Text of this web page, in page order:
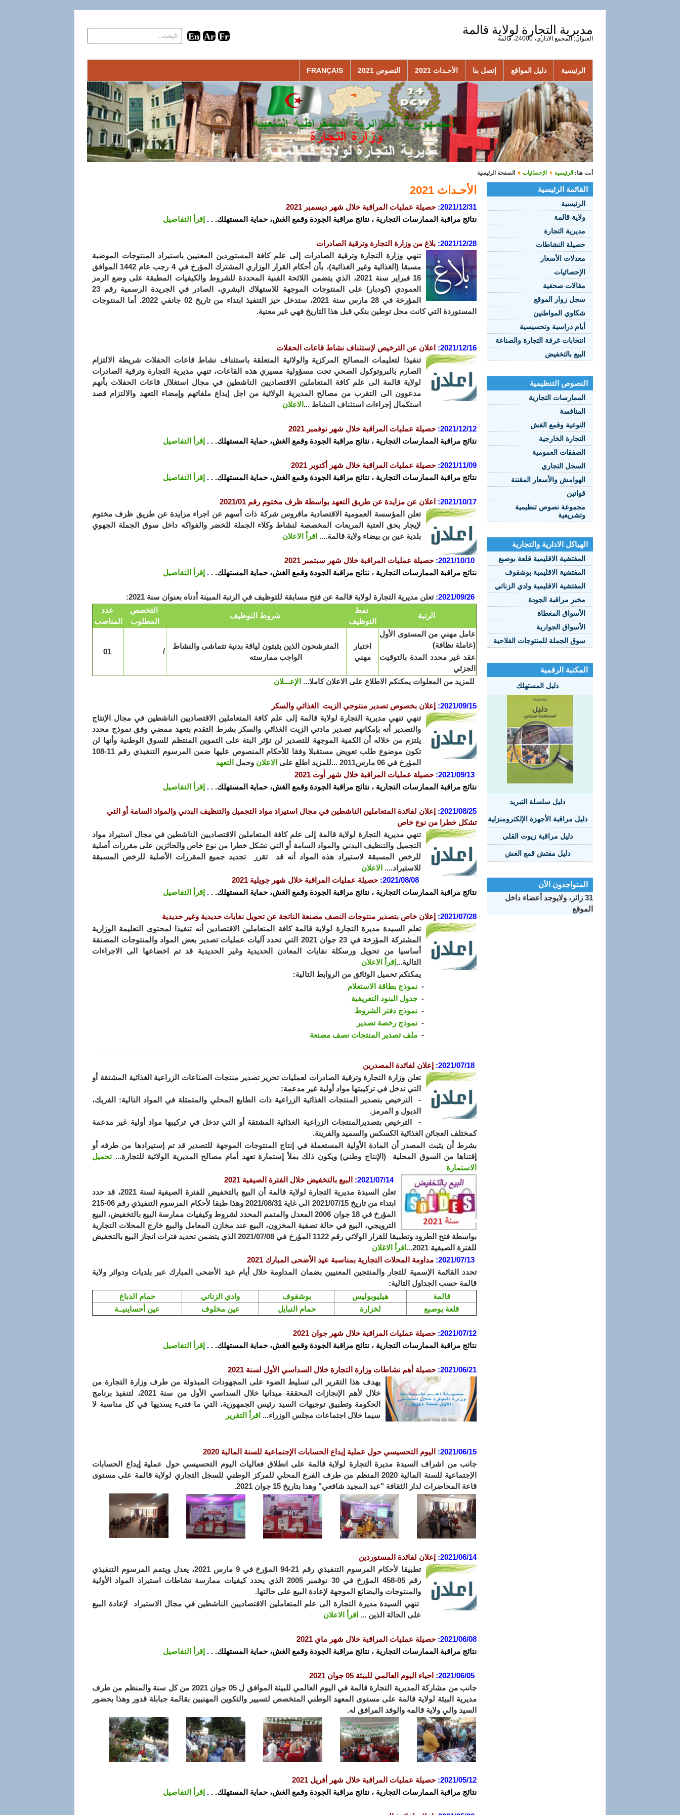
مديرية التجارة لولاية قالمة
العنوان: المجمع الاداري، 24000، قالمة
الرئيسية دليل المواقع إتصل بنا الأحـداث 2021 النصوص 2021 FRANÇAIS
أنت هنا: الرئيسية الإحصائيات الصفحة الرئيسية
القائمة الرئيسية
الرئيسية
ولاية قالمة
مديرية التجارة
حصيلة النشاطات
معدلات الأسعار
الإحصائيات
مقالات صحفية
سجل زوار الموقع
شكاوي المواطنين
أيام دراسية وتحسيسية
انتخابات غرفة التجارة والصناعة
البيع بالتخفيض
النصوص التنظيمية
الممارسات التجارية
المنافسة
النوعية وقمع الغش
التجارة الخارجية
الصفقات العمومية
السجل التجاري
الهوامش والأسعار المقننة
قوانين
مجموعة نصوص تنظيمية
وتشريعية
الهياكل الادارية والتجارية
المفتشية الاقليمية قلعة بوصبع
المفتشية الاقليمية بوشقوف
المفتشية الاقليمية وادي الزناتي
مخبر مراقبة الجودة
الأسواق المغطاة
الأسواق الجوارية
سوق الجملة للمنتوجات الفلاحية
المكتبة الرقمية
دليل المستهلك
دليل سلسلة التبريد
دليل مراقبة الأجهزة الإلكترومنزلية
دليل مراقبة زيوت القلي
دليل مفتش قمع الغش
المتواجدون الأن
31 زائر، ولايوجد أعضاء داخل
الموقع
الأحـداث 2021
2021/12/31
: حصيلة عمليات المراقبة خلال شهر ديسمبر 2021
نتائج مراقبة الممارسات التجارية ، نتائج مراقبة الجودة وقمع الغش، حماية المستهلك. . . إقرأ التفاصيل
2021/12/28
: بلاغ من وزارة التجارة وترقية الصادرات
تنهي وزارة التجارة وترقية الصادرات إلى علم كافة المستوردين المعنيين باستيراد المنتوجات الموضبة
مسبقا (الغذائية وغير الغذائية)، بأن أحكام القرار الوزاري المشترك المؤرخ في 4 رجب عام 1442 الموافق
16 فبراير سنة 2021، الذي يتضمن اللائحة الفنية المحددة للشروط والكيفيات المطبقة على وضع الرمز
العمودي (كودبار) على المنتوجات الموجهة للاستهلاك البشري، الصادر في الجريدة الرسمية رقم 23
المؤرخة في 28 مارس سنة 2021، ستدخل حيز التنفيذ ابتداء من تاريخ 02 جانفي 2022. أما المنتوجات
المستوردة التي كانت محل توطين بنكي قبل هذا التاريخ فهي غير معنية.
2021/12/16
: علان عن الترخيص لإستئناف نشاط قاعات الحفلات
تنفيذا لتعليمات المصالح المركزية والولائية المتعلقة باستئناف نشاط قاعات الحفلات شريطة الالتزام
الصارم بالبروتوكول الصحي تحت مسؤولية مسيري هذه القاعات، تنهي مديرية التجارة وترقية الصادرات
لولاية قالمة الى علم كافة المتعاملين الاقتصاديين الناشطين في مجال استغلال قاعات الحفلات بأنهم
مدعوون الى التقرب من مصالح المديرية الولائية من اجل إيداع ملفاتهم وإمضاء التعهد والالتزام قصد
استكمال إجراءات استئناف النشاط ... الاعلان
2021/12/12
: حصيلة عمليات المراقبة خلال شهر نوفمبر 2021
نتائج مراقبة الممارسات التجارية ، نتائج مراقبة الجودة وقمع الغش، حماية المستهلك. . . إقرأ التفاصيل
2021/11/09
: حصيلة عمليات المراقبة خلال شهر أكتوبر 2021
نتائج مراقبة الممارسات التجارية ، نتائج مراقبة الجودة وقمع الغش، حماية المستهلك. . . إقرأ التفاصيل
2021/10/17
: علان عن مزايدة عن طريق التعهد بواسطة ظرف مختوم رقم 2021/01
تعلن المؤسسة العمومية الاقتصادية ماقروس شركة ذات أسهم عن اجراء مزايدة عن طريق ظرف مختوم
لإيجار بحق العتبة المربعات المخصصة لنشاط وكلاء الجملة للخضر والفواكه داخل سوق الجملة الجهوي
بلدية عين بن بيضاء ولاية قالمة.... اقرأ الاعلان
2021/10/10
: حصيلة عمليات المراقبة خلال شهر سبتمبر 2021
نتائج مراقبة الممارسات التجارية ، نتائج مراقبة الجودة وقمع الغش، حماية المستهلك. . . إقرأ التفاصيل
2021/09/26
: تعلن مديرية التجارة لولاية قالمة عن فتح مسابقة للتوظيف في الرتبة المبينة أدناه بعنوان سنة 2021:
عدد
المناصب
التخصص
المطلوب
شروط التوظيف
نمط
التوظيف
الرتبة
01 /
المترشحون الذين يثبتون لياقة بدنية تتماشى والنشاط
الواجب ممارسته
اختبار
مهني
عامل مهني من المستوى الأول
(عاملة نظافة)
عقد غير محدد المدة بالتوقيت
الجزئي
للمزيد من المعلوات يمكنكم الاطلاع على الاعلان كاملا... الإعـــلان
2021/09/15
: إعلان بخصوص تصدير منتوجي الزيت الغذائي والسكر
تنهي تنهي مديرية التجارة لولاية قالمة إلى علم كافة المتعاملين الاقتصاديين الناشطين في مجال الإنتاج
والتصدير أنه بإمكانهم تصدير مادتي الزيت الغذائي والسكر بشرط التقدم بتعهد ممضي وفق نموذج محدد
يلتزم من خلاله أن الكمية الموجهة للتصدير لن تؤثر البتة على التموين المنتظم للسوق الوطنية وأنها لن
تكون موضوع طلب تعويض مستقبلا وفقا للأحكام المنصوص عليها ضمن المرسوم التنفيذي رقم 11-108
المؤرخ في 06 مارس2011 ...للمزيد اطلع على
الاعلان وحمل التعهد
2021/09/13
: حصيلة عمليات المراقبة خلال شهر أوت 2021
نتائج مراقبة الممارسات التجارية ، نتائج مراقبة الجودة وقمع الغش، حماية المستهلك. . . إقرأ التفاصيل
2021/08/25
: إعلان لفائدة المتعاملين الناشطين في مجال استيراد مواد التجميل والتنظيف البدني والمواد السامة أو التي
تشكل خطرا من نوع خاص
تنهي مديرية التجارة لولاية قالمة إلى علم كافة المتعاملين الاقتصاديين الناشطين في مجال استيراد مواد
التجميل والتنظيف البدني والمواد السامة أو التي تشكل خطرا من نوع خاص والحائزين على مقررات أصلية
للرخص المسبقة لاستيراد هذه المواد أنه قد تقرر تجديد جميع المقررات الأصلية للرخص المسبقة
للاستيراد.... الاعلان
2021/08/08
: حصيلة عمليات المراقبة خلال شهر جويلية 2021
نتائج مراقبة الممارسات التجارية ، نتائج مراقبة الجودة وقمع الغش، حماية المستهلك. . . إقرأ التفاصيل
2021/07/28
: إعلان خاص بتصدير منتوجات النصف مصنعة الناتجة عن تحويل نفايات حديدية وغير حديدية
تعلم السيدة مديرة التجارة لولاية قالمة كافة المتعاملين الاقتصادين أنه تنفيذا لمحتوى التعليمة الوزارية
المشتركة المؤرخة في 23 جوان 2021 التي تحدد آليات عمليات تصدير بعض المواد والمنتوجات المصنفة
أساسيا من تحويل ورسكلة نفايات المعادن الحديدية وغير الحديدية قد تم اخضاعها الى الاجراءات
التالية... إقرأ الاعلان
يمكنكم تحميل الوثائق من الروابط التالية:
- نموذج بطاقة الاستعلام
- جدول البنود التعريفية
- نموذج دفتر الشروط
- نموذج رخصة تصدير
- ملف تصدير المنتجات نصف مصنعة
2021/07/18
: إعلان لفائدة المصدرين
تعلن وزارة التجارة وترقية الصادرات لعمليات تحرير تصدير منتجات الصناعات الزراعية الغذائية المشتقة أو
التي تدخل في تركيبتها مواد أولية غير مدعمة:
- الترخيص بتصدير المنتجات الغذائية الزراعية ذات الطابع المحلي والمتمثلة في المواد التالية: الفريك،
الديول و المرمز.
- الترخيص بتصديرالمنتجات الزراعية الغذائية المشتقة أو التي تدخل في تركيبها مواد أولية غير مدعمة
كمختلف العجائن الغذائية الكسكس والسميد والفرينة.
بشرط أن يثبت المصدر أن المادة الأولية المستعملة في إنتاج المنتوجات الموجهة للتصدير قد تم إستيرادها من طرفه أو
إقتناها من السوق المحلية (الإنتاج وطني) ويكون ذلك بملأ إستمارة تعهد أمام مصالح المديرية الولائية للتجارة...تحميل
الاستمارة
2021/07/14
: البيع بالتخفيض خلال الفترة الصيفية 2021
تعلن السيدة مديرية التجارة لولاية قالمة أن البيع بالتخفيض للفترة الصيفية لسنة 2021، قد حدد
ابتداء من تاريخ 2021/07/15 الى غاية 2021/08/31 وهذا طبقا لأحكام المرسوم التنفيذي رقم 06-215
المؤرخ في 18 جوان 2006 المعدل والمتمم المحدد لشروط وكيفيات ممارسة البيع بالتخفيض، البيع
الترويجي، البيع في حالة تصفية المخزون، البيع عند مخازن المعامل والبيع خارج المحلات التجارية
بواسطة فتح الطرود وتطبيقا للقرار الولائي رقم 1122 المؤرخ في 2021/07/08 الذي يتضمن تحديد فترات انجاز البيع بالتخفيض
للفترة الصيفية 2021...
اقرأ الاغلان
2021/07/13
: مداومة المحلات التجارية بمناسبة عيد الأضحى المبارك 2021
تحدد القائمة الإسمية للتجار والمنتجين المعنيين بضمان المداومة خلال أيام عيد الأضحى المبارك عبر بلديات ودوائر ولاية
قالمة حسب الجداول التالية:
حمام الدباغ
وادي الزناتي بوشقوف هيليوبوليس
قالمة
عين أحساينيــة
عين مخلوف حمام النبايل لخزارة قلعة بوصبع
2021/07/12
: حصيلة عمليات المراقبة خلال شهر جوان 2021
نتائج مراقبة الممارسات التجارية ، نتائج مراقبة الجودة وقمع الغش، حماية المستهلك. . . إقرأ التفاصيل
2021/06/21
: حصيلة أهم نشاطات وزارة التجارة خلال السداسي الأول لسنة 2021
يهدف هذا التقرير الى تسليط الضوء على المجهودات المبذولة من طرف وزارة التجارة من
خلال لأهم الإنجازات المحققة ميدانيا خلال السداسي الأول من سنة 2021، لتنفيذ برنامج
الحكومة وتطبيق توجيهات السيد رئيس الجمهورية، التي ما فتىء يسديها في كل مناسبة لا
سيما خلال اجتماعات مجلس الوزراء... اقرأ التقرير
2021/06/15
: اليوم التحسيسي حول عملية إيداع الحسابات الإجتماعية للسنة المالية 2020
جانب من اشراف السيدة مديرة التجارة لولاية قالمة على انطلاق فعاليات اليوم التحسيسي حول عملية إيداع الحسابات
الإجتماعية للسنة المالية 2020 المنظم من طرف الفرع المحلي للمركز الوطني للسجل التجاري لولاية قالمة على مستوى
قاعة المحاضرات لدار الثقافة "عبد المجيد شافعي" وهدا بتاريخ 15 جوان 2021.
2021/06/14
: إعلان لفائدة المستوردين
تطبيقا لأحكام المرسوم التنفيذي رقم 21-94 المؤرخ في 9 مارس 2021، يعدل ويتمم المرسوم التنفيذي
رقم 05-458 المؤرخ في 30 نوفمبر 2005 الذي يحدد كيفيات ممارسة نشاطات استيراد المواد الأولية
والمنتوجات والبضائع الموجهة لإعادة البيع على حالتها.
تنهي السيدة مديرة التجارة الى علم المتعاملين الاقتصاديين الناشطين في مجال الاستيراد لإعادة البيع
على الحالة الذين ... اقرأ الاعلان
2021/06/08
: حصيلة عمليات المراقبة خلال شهر ماي 2021
نتائج مراقبة الممارسات التجارية ، نتائج مراقبة الجودة وقمع الغش، حماية المستهلك. . . إقرأ التفاصيل
2021/06/05
: احياء اليوم العالمي للبيئة 05 جوان
2021
جانب من مشاركة المديرية التجارة قالمة في اليوم العالمي للبيئة الموافق ل 05 جوان 2021 من كل سنة والمنظم من طرف
مديرية البيئة لولاية قالمة على مستوى المعهد الوطني المتخصص لتسيير والتكوين المهنيين بقالمة جبابلة قدور وهذا بحضور
السيد والي ولاية قالمه والوفد المرافق له.
2021/05/12
: حصيلة عمليات المراقبة خلال شهر أفريل 2021
نتائج مراقبة الممارسات التجارية ، نتائج مراقبة الجودة وقمع الغش، حماية المستهلك. . . إقرأ التفاصيل